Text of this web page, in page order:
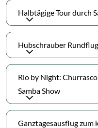
Halbtägige Tour durch
Hubschrauber Rundflug
Rio by Night:
Samba Show
Ganztagesausflug zum